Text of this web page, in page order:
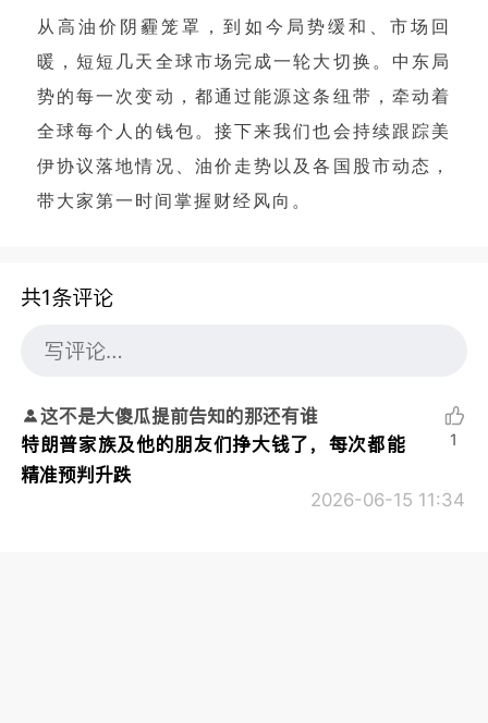
从高油价阴霾笼罩，到如今局势缓和、市场回
暖，短短几天全球市场完成一轮大切换。中东局
势的每一次变动，都通过能源这条纽带，牵动着
全球每个人的钱包。接下来我们也会持续跟踪美
伊协议落地情况、油价走势以及各国股市动态，
带大家第一时间掌握财经风向。
共1条评论
这不是大傻瓜提前告知的那还有谁
特朗普家族及他的朋友们挣大钱了，每次都能
精准预判升跌
2026-06-15 11:34
1